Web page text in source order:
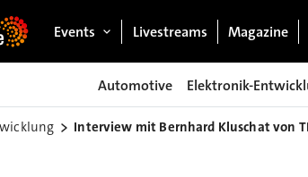
Events Livestreams Magazine
Automotive Elektronik-
Interview mit Bernhard Kluschat von